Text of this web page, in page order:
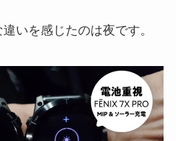
いを感じたのは夜です。